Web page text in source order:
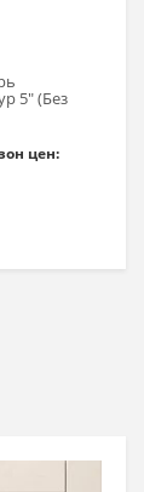
5" (Без
цен: